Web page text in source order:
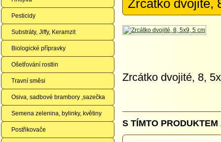
Pesticidy
Substráty, Jiffy, Keramzit
Biologické přípravky
Ošetřování rostlin
Travní směsi
Osiva, sadbové brambory ,sazečka
Semena zelenina, bylinky, květiny
Postřikovače
Zrcátko dvojité,
Zrcátko dvojité, 8,
S TÍMTO